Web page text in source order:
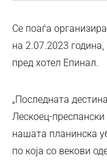
Се поаѓа
на 2.07.2023
пред хотел Епинал.
„Последната
Лескоец-
нашата планинска
по која со векови